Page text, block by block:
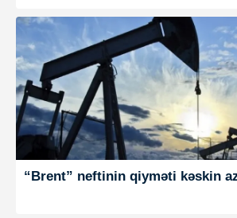
“Brent” neftinin qiyməti kəskin